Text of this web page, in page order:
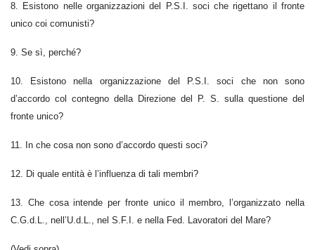
8. Esistono nelle organizzazioni del P.S.I. soci che rigettano il fronte
unico coi comunisti?
9. Se sì, perché?
10. Esistono nella organizzazione del P.S.I. soci che non sono
d’accordo col contegno della Direzione del P. S. sulla questione del
fronte unico?
11. In che cosa non sono d’accordo questi soci?
12. Di quale entità è l’influenza di tali membri?
13. Che cosa intende per fronte unico il membro, l’organizzato nella
C.G.d.L., nell’U.d.L., nel S.F.I. e nella Fed. Lavoratori del Mare?